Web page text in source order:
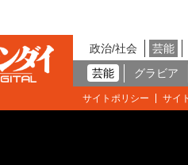
政治/社会 芸能
芸能
グラビア
サイトポリシー サイ